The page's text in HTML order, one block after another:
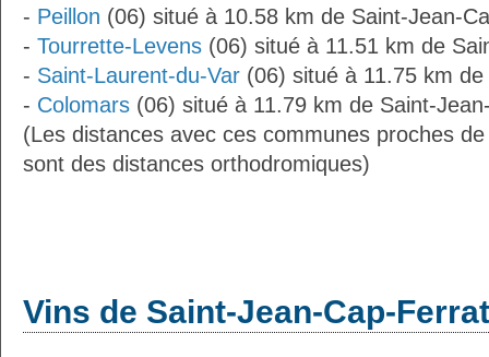
- Peillon (06) situé à 10.58 km de Saint-Jean-
- Tourrette-Levens (06) situé à 11.51 km de
- Saint-Laurent-du-Var (06) situé à 11.75 km
- Colomars (06) situé à 11.79 km de Saint-
(Les distances avec ces communes proches
sont des distances orthodromiques)
Vins de Saint-Jean-Cap-Ferrat